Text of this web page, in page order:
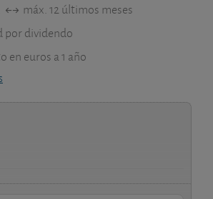
máx. 12 últimos meses
por dividendo
en euros a 1 año